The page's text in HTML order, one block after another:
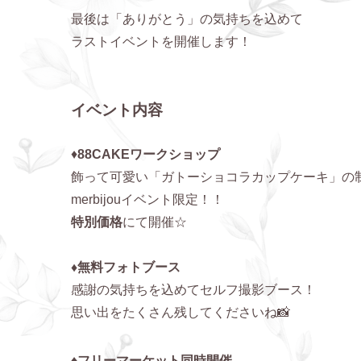
最後は「ありがとう」の気持ちを込めて
ラストイベントを開催します！
イベント内容
♦88CAKEワークショップ
飾って可愛い「ガトーショコラカップケーキ」の
merbijouイベント限定！！
特別価格にて開催☆
♦無料フォトブース
感謝の気持ちを込めてセルフ撮影ブース！
思い出をたくさん残してくださいね📸